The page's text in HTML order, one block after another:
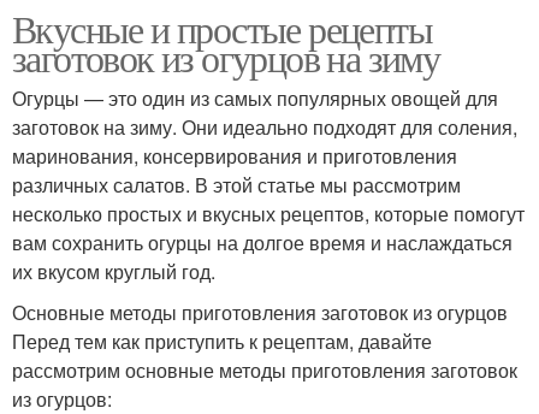
Вкусные и простые рецепты
заготовок из огурцов на зиму
Огурцы — это один из самых популярных овощей для
заготовок на зиму. Они идеально подходят для соления,
маринования, консервирования и приготовления
различных салатов. В этой статье мы рассмотрим
несколько простых и вкусных рецептов, которые помогут
вам сохранить огурцы на долгое время и наслаждаться
их вкусом круглый год.
Основные методы приготовления заготовок из огурцов
Перед тем как приступить к рецептам, давайте
рассмотрим основные методы приготовления заготовок
из огурцов: